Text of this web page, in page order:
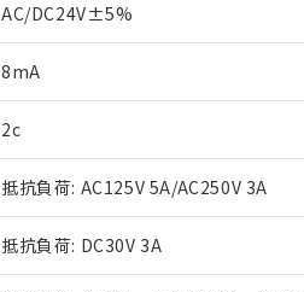
AC/DC24V±5%
8mA
2c
抵抗負荷: AC125V 5A/AC250V 3A
抵抗負荷: DC30V 3A
ご利用条件
以下の条件をお読みいただき、同
※1 対応状況
対応予定なし：EU RoHS指令（
調査・確認中：EU RoHS指令（
仕入先様の事情により、非含有部
があります。
※1 中国RoHS○×表